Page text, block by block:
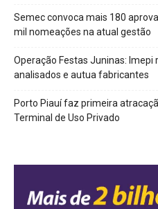
Semec convoca mais 180
mil nomeações na atual gestão
Operação Festas Juninas: Imepi
analisados e autua fabricantes
Porto Piauí faz primeira
Terminal de Uso Privado